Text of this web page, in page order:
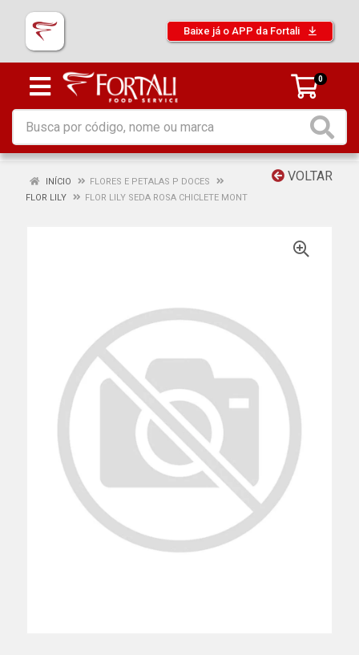
Baixe já o APP da Fortali
0
VOLTAR
INÍCIO
FLORES E PETALAS P DOCES
FLOR LILY
FLOR LILY SEDA ROSA CHICLETE MONT